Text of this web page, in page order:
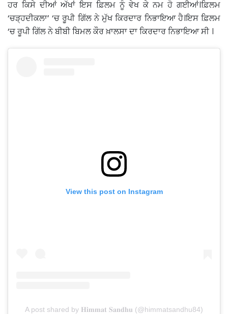
ਹਰ ਕਿਸੇ ਦੀਆਂ ਅੱਖਾਂ ਇਸ ਫ਼ਿਲਮ ਨੂੰ ਵੇਖ ਕੇ ਨਮ ਹੋ ਗਈਆਂ।ਫ਼ਿਲਮ
‘ਚੜ੍ਹਦੀਕਲਾ’ ‘ਚ ਰੂਪੀ ਗਿੱਲ ਨੇ ਮੁੱਖ ਕਿਰਦਾਰ ਨਿਭਾਇਆ ਹੈ।ਇਸ ਫ਼ਿਲਮ
‘ਚ ਰੂਪੀ ਗਿੱਲ ਨੇ ਬੀਬੀ ਬਿਮਲ ਕੌਰ ਖ਼ਾਲਸਾ ਦਾ ਕਿਰਦਾਰ ਨਿਭਾਇਆ ਸੀ ।
View this post on Instagram
A post shared by 𝐇𝐢𝐦𝐦𝐚𝐭 𝐒𝐚𝐧𝐝𝐡𝐮 (@himmatsandhu84)